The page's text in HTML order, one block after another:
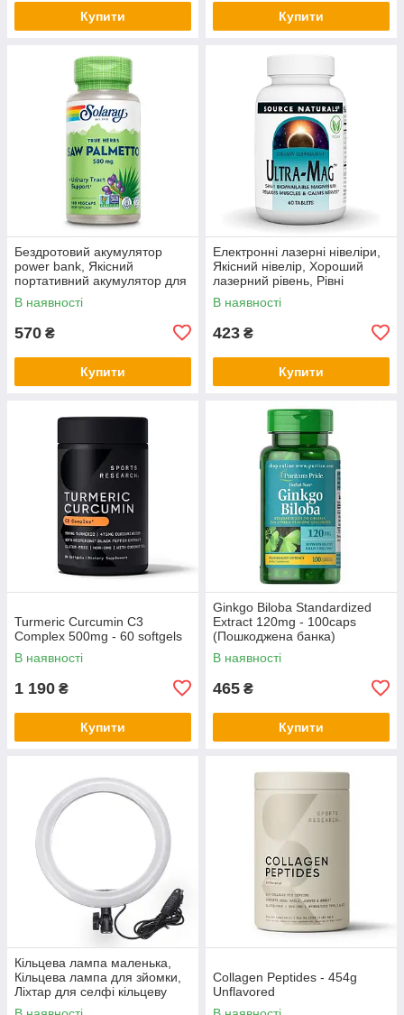
Купити Купити
Бездротовий акумулятор
power bank, Якісний
портативний акумулятор для
телефону, Powerbank для
дому VG-33
В наявності
570 ₴
Купити
Електронні лазерні нівеліри,
Якісний нівелір, Хороший
лазерний рівень, Рівні
будівельні професійні OA-27
В наявності
423 ₴
Купити
Turmeric Curcumin C3
Complex 500mg - 60 softgels
В наявності
1 190 ₴
Купити
Ginkgo Biloba Standardized
Extract 120mg - 100caps
(Пошкоджена банка)
В наявності
465 ₴
Купити
Кільцева лампа маленька,
Кільцева лампа для зйомки,
Ліхтар для селфі кільцеву
лампу QV-94
Collagen Peptides - 454g
Unflavored